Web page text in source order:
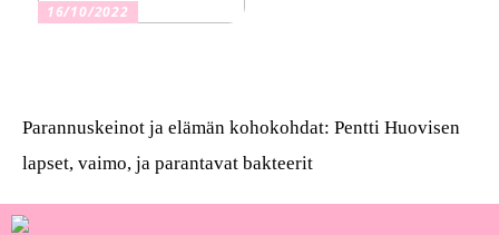
16/10/2022
Parannuskeinot ja elämän kohokohdat: Pentti Huovisen
lapset, vaimo, ja parantavat bakteerit